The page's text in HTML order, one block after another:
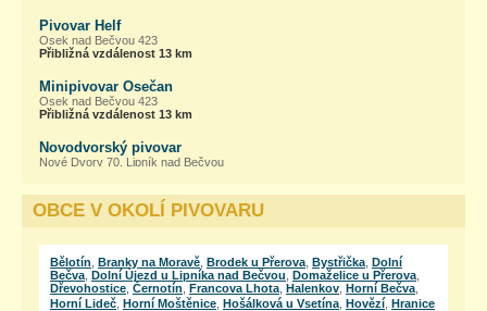
Pivovar Helf
Osek nad Bečvou 423
Přibližná vzdálenost 13 km
Minipivovar Osečan
Osek nad Bečvou 423
Přibližná vzdálenost 13 km
Novodvorský pivovar
Nové Dvory 70, Lipník nad Bečvou
Pivovar Kroměříž s.r.o. (Maxmilian)
Pivovar Záhlinice
Záhlinice 67, Hulín – Záhlinice
Přibližná vzdálenost 20 km
OBCE V OKOLÍ PIVOVARU
Bělotín Branky na Moravě Brodek u Přerova Bystřička Dolní
Bečva Dolní Újezd u Lipníka nad Bečvou Domaželice u Přerova
Dřevohostice Černotín Francova Lhota Halenkov Horní Bečva
Horní Lideč Horní Moštěnice Hošálková u Vsetína Hovězí Hranice